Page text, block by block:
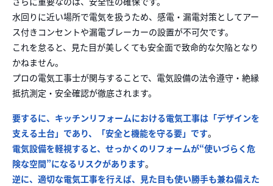
水回りに近い場所で電気を扱うため、感電・漏電対策としてアー
ス付きコンセントや漏電ブレーカーの設置が不可欠です。
これを怠ると、見た目が美しくても安全面で致命的な欠陥となり
かねません。
プロの電気工事士が関与することで、電気設備の法令遵守・絶縁
抵抗測定・安全確認が徹底されます。
要するに、キッチンリフォームにおける電気工事は「デザインを
支える土台」であり、「安全と機能を守る要」です。
電気設備を軽視すると、せっかくのリフォームが“使いづらく危
険な空間”になるリスクがあります。
逆に、適切な電気工事を行えば、見た目も使い勝手も兼ね備えた